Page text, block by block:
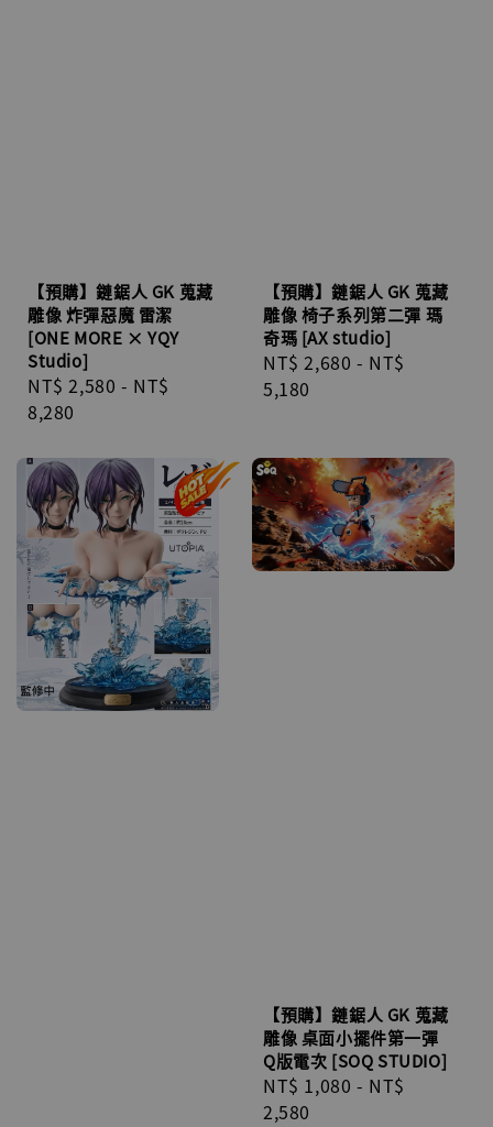
【預購】鏈鋸人 GK 蒐藏
雕像 炸彈惡魔 雷潔
[ONE MORE × YQY
Studio]
Regular
price
NT$ 2,580 - NT$
8,280
【預購】鏈鋸人 GK 蒐藏
雕像 椅子系列第二彈 瑪
奇瑪 [AX studio]
Regular
price
NT$ 2,680 - NT$
5,180
【預購】鏈鋸人 GK 蒐藏
雕像 桌面小擺件第一彈
Q版電次 [SOQ STUDIO]
Regular
price
NT$ 1,080 - NT$
2,580